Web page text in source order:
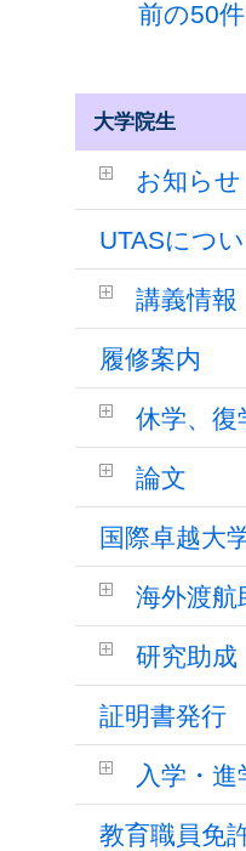
前の50件
大学院生
お知らせ
UTASにつ
講義情報
履修案内
休学、復
論文
国際卓越大
海外渡航
研究助成
証明書発行
入学・進
教育職員免